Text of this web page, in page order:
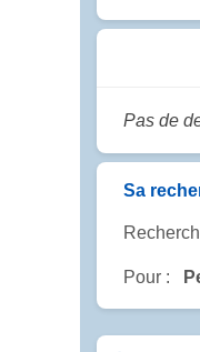
Pas de
Sa
Pour :